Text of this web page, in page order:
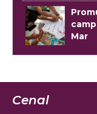
Mar
Cenal